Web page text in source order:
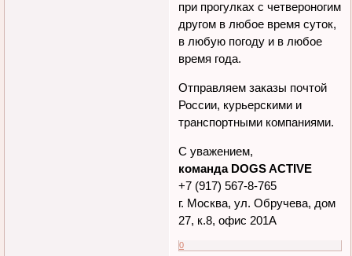
RUFFWEAR® Beacon™и
наслаждайтесь спокойствием
при прогулках с четвероногим
другом в любое время суток,
время года.
Отправляем заказы почтой
транспортными компаниями.
С уважением,
команда DOGS ACTIVE
+7 (917) 567-8-765
г. Москва, ул. Обручева, дом